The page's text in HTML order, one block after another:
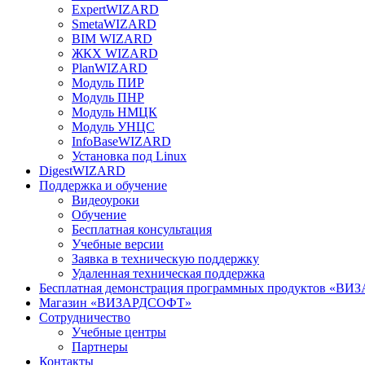
ExpertWIZARD
SmetaWIZARD
BIM WIZARD
ЖКХ WIZARD
PlanWIZARD
Модуль ПИР
Модуль ПНР
Модуль НМЦК
Модуль УНЦС
InfoBaseWIZARD
Установка под Linux
DigestWIZARD
Поддержка и обучение
Видеоуроки
Обучение
Бесплатная консультация
Учебные версии
Заявка в техническую поддержку
Удаленная техническая поддержка
Бесплатная демонстрация программных продуктов
Магазин «ВИЗАРДСОФТ»
Сотрудничество
Учебные центры
Партнеры
Контакты